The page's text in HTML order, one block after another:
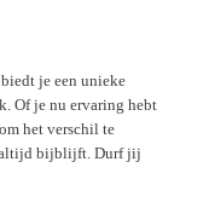
je een unieke
Of je nu ervaring hebt
het verschil te
altijd bijblijft. Durf jij